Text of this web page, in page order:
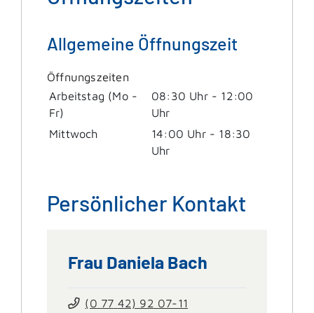
Allgemeine Öffnungszeit
Öffnungszeiten
Arbeitstag (Mo -
Fr)
08:30 Uhr- 12:00
Uhr
Mittwoch
14:00 Uhr- 18:30
Uhr
Persönlicher Kontakt
Frau Daniela Bach
(0 77 42) 92 07-11